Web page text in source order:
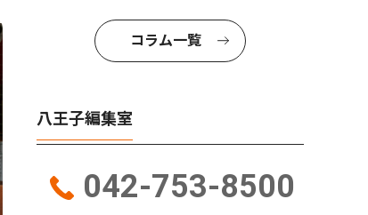
コラム一覧
八王子編集室
042-753-8500